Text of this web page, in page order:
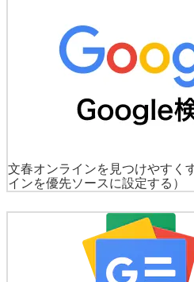
文春オンラインを見つけやすく
インを優先ソースに設定する）